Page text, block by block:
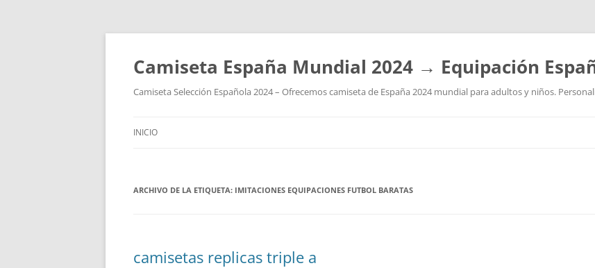
Camiseta España Mundial 2024 → Equipación
Camiseta Selección Española 2024 – Ofrecemos camiseta de España 2024 mundial para adultos y niños.
INICIO
ARCHIVO DE LA ETIQUETA: IMITACIONES EQUIPACIONES FUTBOL BARATAS
camisetas replicas triple a